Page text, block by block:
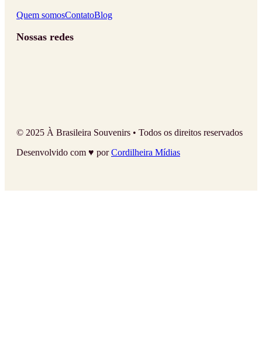
Quem somosContatoBlog
Nossas redes
© 2025 À Brasileira Souvenirs • Todos os direitos reservados
Desenvolvido com ♥ porCordilheira Mídias